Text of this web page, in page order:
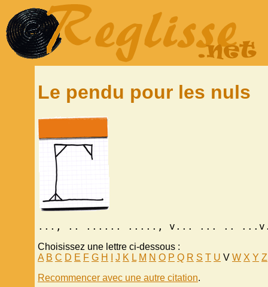
Le pendu pour les nuls
..., .. ...... ....., v... ... ..
Choisissez une lettre ci-dessous :
A B C D E F G H J K L M N O P Q R S T U V W X Y Z
Recommencer avec une autre citation.